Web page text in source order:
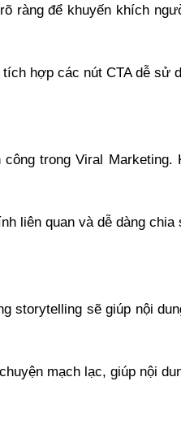
ràng để khuyến khích
hợp các nút CTA dễ sử
trong Viral
liên quan và dễ dàng chia
sẽ giúp nội
mạch lạc, giúp nội